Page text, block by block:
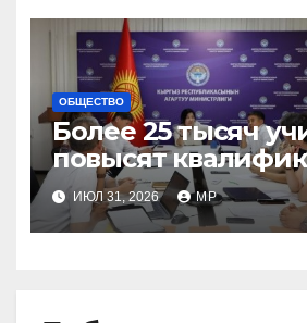
ОБЩЕСТВО
Более 25 тысяч
повысят
ИЮЛ 31, 2026 MP